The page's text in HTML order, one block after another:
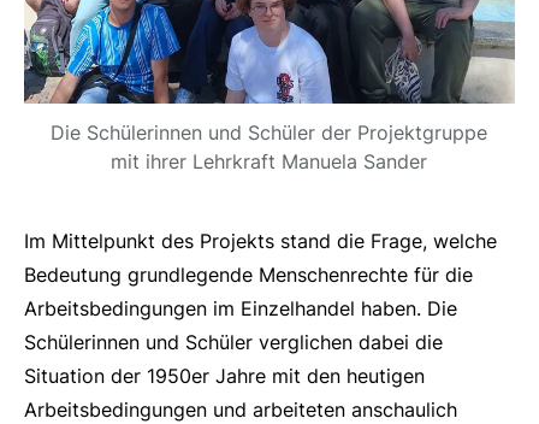
Die Schülerinnen und Schüler der Projektgruppe
mit ihrer Lehrkraft Manuela Sander
Im Mittelpunkt des Projekts stand die Frage, welche
Bedeutung grundlegende Menschenrechte für die
Arbeitsbedingungen im Einzelhandel haben. Die
Schülerinnen und Schüler verglichen dabei die
Situation der 1950er Jahre mit den heutigen
Arbeitsbedingungen und arbeiteten anschaulich